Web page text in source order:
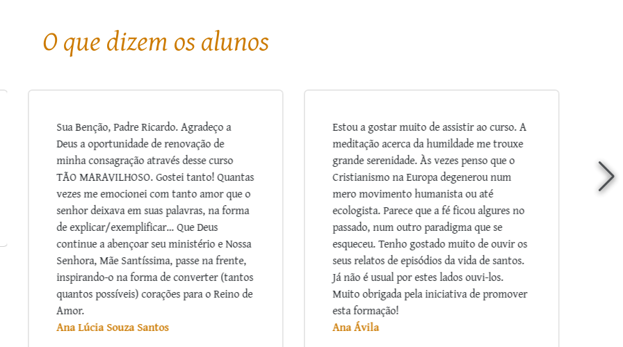
O que dizem os alunos
Estou a gostar muito de assistir ao curso. A
meditação acerca da humildade me trouxe
grande serenidade. Às vezes penso que o
Cristianismo na Europa degenerou num
mero movimento humanista ou até
ecologista. Parece que a fé ficou algures no
passado, num outro paradigma que se
esqueceu. Tenho gostado muito de ouvir os
seus relatos de episódios da vida de santos.
Já não é usual por estes lados ouvi-los.
Muito obrigada pela iniciativa de promover
esta formação!
Ana Ávila
Salve Maria! Muitíssimo interessante os
fatos, nos ajudam a crescer mais no amor e
na fé! Que Nossa Senhora abençoe aos
Padres Arautos por tão substancioso e
riquíssimo apostolado.
Marina de Freitas